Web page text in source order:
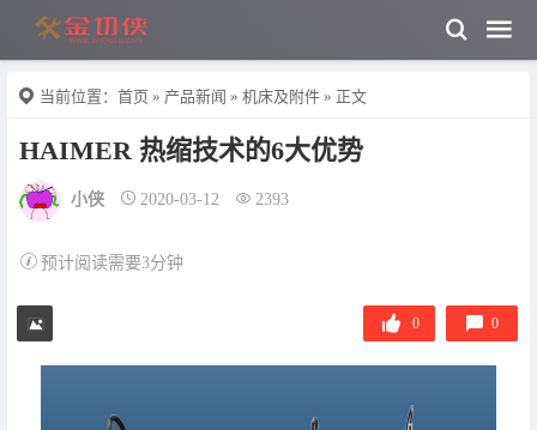
当前位置： 首页 » 产品新闻 » 机床及附件 » 正文
HAIMER 热缩技术的6大优势
小侠 2020-03-12 2393
预计阅读需要3分钟
0 0